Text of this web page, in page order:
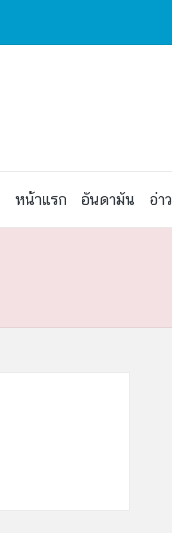
หน้าแรก อันดามัน อ่า